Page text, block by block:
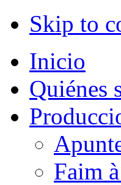
Skip to
Inicio
Quiénes
Faim